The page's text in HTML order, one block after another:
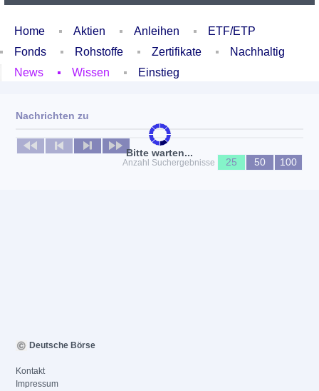
Home Aktien Anleihen
ETF/ETP
Fonds
Rohstoffe Zertifikate
Nachhaltig
News
Wissen Einstieg
Bitte warten...
Nachrichten zu
Keine News verfügbar
Anzahl Suchergebnisse
25 50 100
Deutsche Börse
Kontakt
Impressum